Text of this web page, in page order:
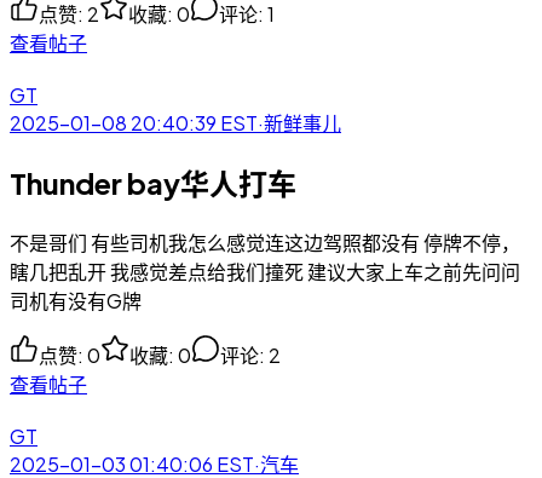
点赞: 2 收藏: 0 评论: 1
查看帖子
GT
2025-01-08 20:40:39 EST·新鲜事儿
Thunder bay华人打车
不是哥们 有些司机我怎么感觉连这边驾照都没有 停牌不停，
瞎几把乱开 我感觉差点给我们撞死 建议大家上车之前先问问
司机有没有G牌
点赞: 0 收藏: 0 评论: 2
查看帖子
GT
2025-01-03 01:40:06 EST·汽车